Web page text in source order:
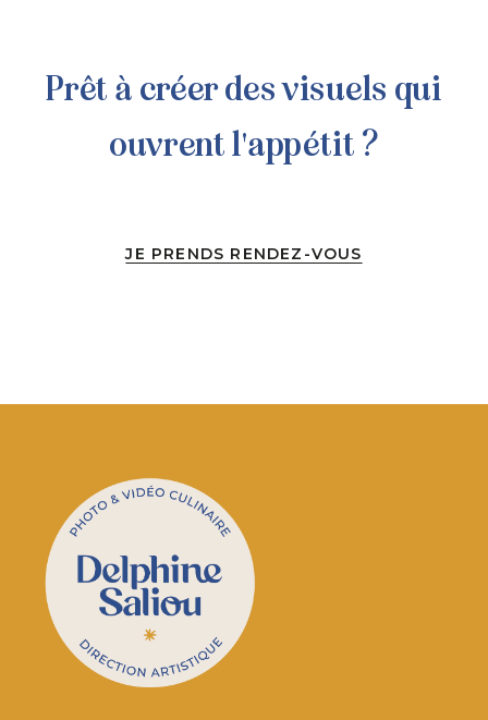
Prêt à créer des visuels qui
ouvrent l'appétit ?
JE PRENDS RENDEZ-VOUS